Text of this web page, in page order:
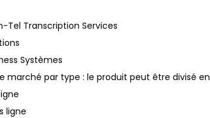
Tel Transcription Services
Systèmes
marché par type : le produit peut être divisé en
ligne